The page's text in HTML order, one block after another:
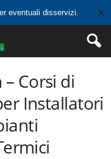
eventuali disservizi. ✕
– Corsi di
Installatori